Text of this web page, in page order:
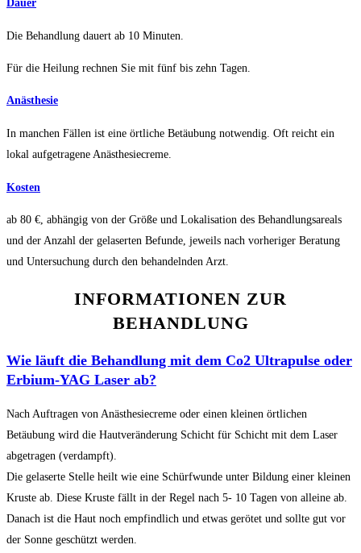
Dauer
Die Behandlung dauert ab 10 Minuten.
Für die Heilung rechnen Sie mit fünf bis zehn Tagen.
Anästhesie
In manchen Fällen ist eine örtliche Betäubung notwendig. Oft reicht ein
lokal aufgetragene Anästhesiecreme.
Kosten
ab 80 €, abhängig von der Größe und Lokalisation des Behandlungsareals
und der Anzahl der gelaserten Befunde, jeweils nach vorheriger Beratung
und Untersuchung durch den behandelnden Arzt.
INFORMATIONEN ZUR
BEHANDLUNG
Wie läuft die Behandlung mit dem Co2 Ultrapulse oder
Erbium-YAG Laser ab?
Nach Auftragen von Anästhesiecreme oder einen kleinen örtlichen
Betäubung wird die Hautveränderung Schicht für Schicht mit dem Laser
abgetragen (verdampft).
Die gelaserte Stelle heilt wie eine Schürfwunde unter Bildung einer kleinen
Kruste ab. Diese Kruste fällt in der Regel nach 5- 10 Tagen von alleine ab.
Danach ist die Haut noch empfindlich und etwas gerötet und sollte gut vor
der Sonne geschützt werden.